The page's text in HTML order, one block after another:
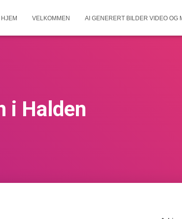
HJEM VELKOMMEN AI GENERERT BILDER VIDEO OG
i Halden